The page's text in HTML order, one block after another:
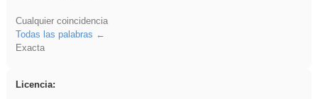
Cualquier coincidencia
Todas las palabras
Exacta
Licencia: